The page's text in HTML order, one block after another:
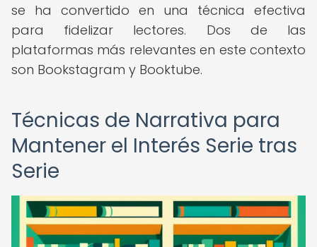
se ha convertido en una técnica efectiva
para fidelizar lectores. Dos de las
plataformas más relevantes en este contexto
son Bookstagram y Booktube.
Técnicas de Narrativa para
Mantener el Interés Serie tras
Serie